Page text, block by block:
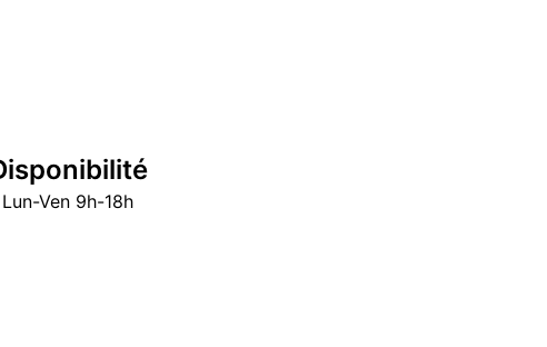
Lun-Ven 9h-18h